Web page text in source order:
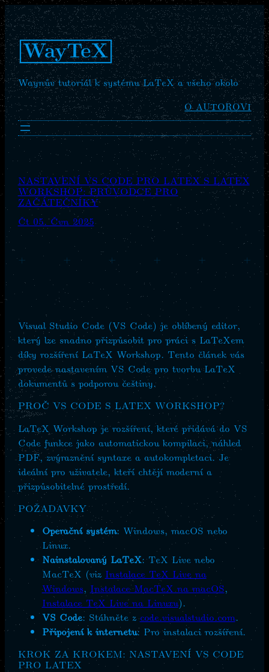
Waynův tutoriál k systému LaTeX a všeho okolo
O AUTOROVI
NASTAVENÍ VS CODE PRO LATEX S LATEX
WORKSHOP: PRŮVODCE PRO
ZAČÁTEČNÍKY
Čt 05. Čvn 2025
+ + + + + +
Visual Studio Code (VS Code) je oblíbený editor,
který lze snadno přizpůsobit pro práci s LaTeXem
díky rozšíření LaTeX Workshop. Tento článek vás
provede nastavením VS Code pro tvorbu LaTeX
dokumentů s podporou češtiny.
PROČ VS CODE S LATEX WORKSHOP?
LaTeX Workshop je rozšíření, které přidává do VS
Code funkce jako automatickou kompilaci, náhled
PDF, zvýraznění syntaxe a autokompletaci. Je
ideální pro uživatele, kteří chtějí moderní a
přizpůsobitelné prostředí.
POŽADAVKY
Operační systém: Windows, macOS nebo
Linux.
Nainstalovaný LaTeX: TeX Live nebo
MacTeX (viz Instalace TeX Live na
Windows, Instalace MacTeX na macOS,
Instalace TeX Live na Linuxu).
VS Code: Stáhněte zcode.visualstudio.com.
Připojení k internetu: Pro instalaci rozšíření.
KROK ZA KROKEM: NASTAVENÍ VS CODE
PRO LATEX